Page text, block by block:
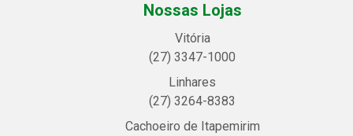
Nossas Lojas
Vitória
(27) 3347-1000
Linhares
(27) 3264-8383
Cachoeiro de Itapemirim